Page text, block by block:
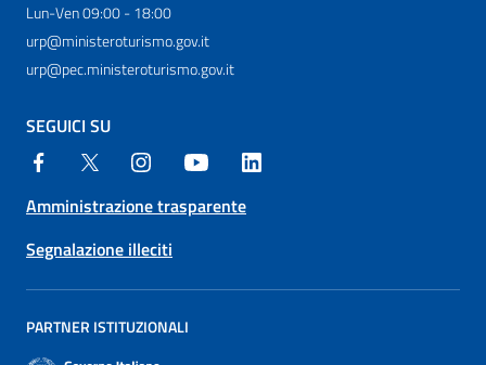
Lun-Ven 09:00 - 18:00
urp@ministeroturismo.gov.it
urp@pec.ministeroturismo.gov.it
SEGUICI SU
Amministrazione trasparente
Segnalazione illeciti
PARTNER ISTITUZIONALI